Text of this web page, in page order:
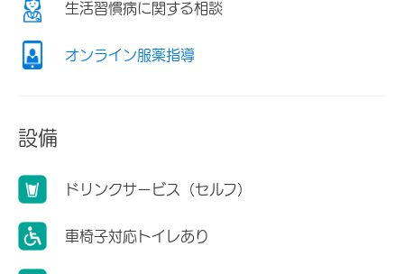
生活習慣病に関する相談
オンライン服薬指導
設備
ドリンクサービス（セルフ）
車椅子対応トイレあり